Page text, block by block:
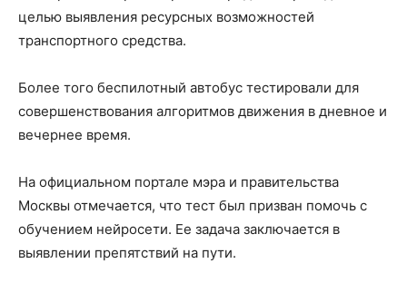
целью выявления ресурсных возможностей
транспортного средства.
Более того беспилотный автобус тестировали для
совершенствования алгоритмов движения в дневное и
вечернее время.
На официальном портале мэра и правительства
Москвы отмечается, что тест был призван помочь с
обучением нейросети. Ее задача заключается в
выявлении препятствий на пути.